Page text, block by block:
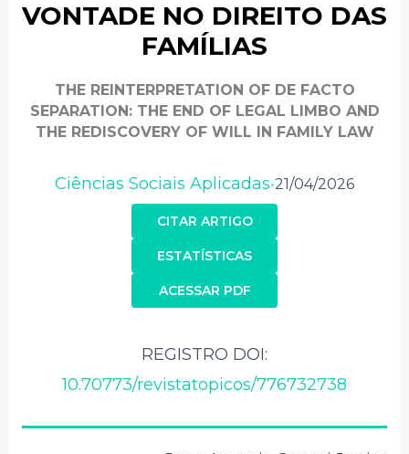
VONTADE NO DIREITO DAS
FAMÍLIAS
THE REINTERPRETATION OF DE FACTO
SEPARATION: THE END OF LEGAL LIMBO AND
THE REDISCOVERY OF WILL IN FAMILY LAW
Ciências Sociais Aplicadas•21/04/2026
CITAR ARTIGO
ACESSAR PDF
ESTATÍSTICAS
REGISTRO DOI:
10.70773/revistatopicos/776732738